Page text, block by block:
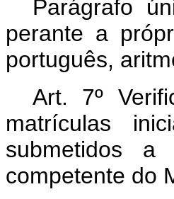
Parágrafo
perante a
português,
Art. 7º
matrículas
submetidos
competente do